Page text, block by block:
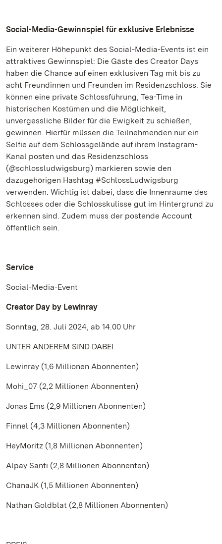
Social-Media-Gewinnspiel für exklusive Erlebnisse
Ein weiterer Höhepunkt des Social-Media-Events ist ein
attraktives Gewinnspiel: Die Gäste des Creator Days
haben die Chance auf einen exklusiven Tag mit bis zu
acht Freundinnen und Freunden im Residenzschloss. Sie
können eine private Schlossführung, Tea-Time in
historischen Kostümen und die Möglichkeit,
unvergessliche Bilder für die Ewigkeit zu schießen,
gewinnen. Hierfür müssen die Teilnehmenden nur ein
Selfie auf dem Schlossgelände auf ihrem Instagram-
Kanal posten und das Residenzschloss
(@schlossludwigsburg) markieren sowie den
dazugehörigen Hashtag #SchlossLudwigsburg
verwenden. Wichtig ist dabei, dass die Innenräume des
Schlosses oder die Schlosskulisse gut im Hintergrund zu
erkennen sind. Zudem muss der postende Account
öffentlich sein.
Service
Social-Media-Event
Creator Day by Lewinray
Sonntag, 28. Juli 2024, ab 14.00 Uhr
UNTER ANDEREM SIND DABEI
Lewinray (1,6 Millionen Abonnenten)
Mohi_07 (2,2 Millionen Abonnenten)
Jonas Ems (2,9 Millionen Abonnenten)
Finnel (4,3 Millionen Abonnenten)
HeyMoritz (1,8 Millionen Abonnenten)
Alpay Santi (2,8 Millionen Abonnenten)
ChanaJK (1,5 Millionen Abonnenten)
Nathan Goldblat (2,8 Millionen Abonnenten)